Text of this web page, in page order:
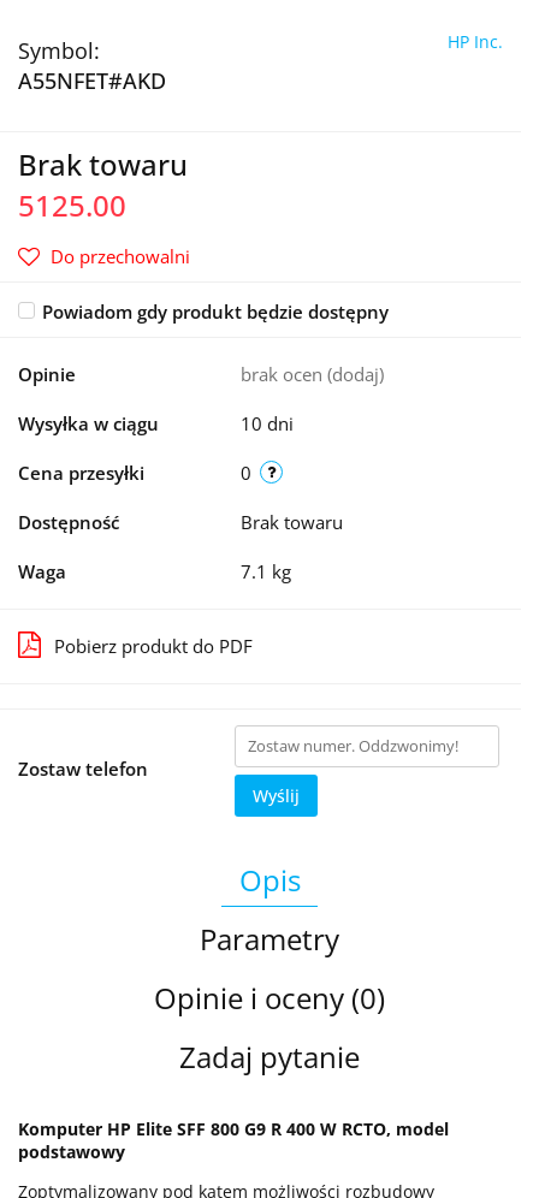
Symbol:
A55NFET#AKD
HP Inc.
Brak towaru
5125.00
Do przechowalni
Powiadom gdy produkt będzie dostępny
Opinie brak ocen (dodaj)
Wysyłka w ciągu 10 dni
Cena przesyłki 0
Dostępność Brak towaru
Waga 7.1 kg
Pobierz produkt do PDF
Zostaw telefon
Wyślij
Opis
Parametry
Opinie i oceny (0)
Zadaj pytanie
Komputer HP Elite SFF 800 G9 R 400 W RCTO, model
podstawowy
Zoptymalizowany pod kątem możliwości rozbudowy